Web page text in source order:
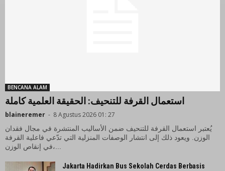
BENCANA ALAM
استعمال القرفة للتنحيف: الحقيقة العلمية كاملة
blaineremer - 8 Agustus 2026 01: 27
يُعتبر استعمال القرفة للتنحيف ضمن الأساليب المنتشرة في مجال فقدان
الوزن. ويعود ذلك إلى انتشار الوصفات المنزلية التي تدّعي فاعلية القرفة
في إنقاص الوزن،...
Jakarta Hadirkan Bus Sekolah Cerdas Berbasis